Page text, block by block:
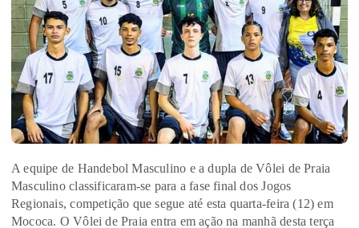
A equipe de Handebol Masculino e a dupla de Vôlei de Praia
Masculino classificaram-se para a fase final dos Jogos
Regionais, competição que segue até esta quarta-feira (12) em
Mococa. O Vôlei de Praia entra em ação na manhã desta terça